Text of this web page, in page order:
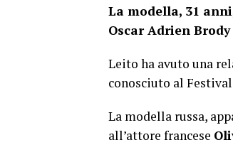
La modella, 31
Oscar Adrien Brody
Leito ha avuto una
conosciuto al
La modella russa,
all’attore francese